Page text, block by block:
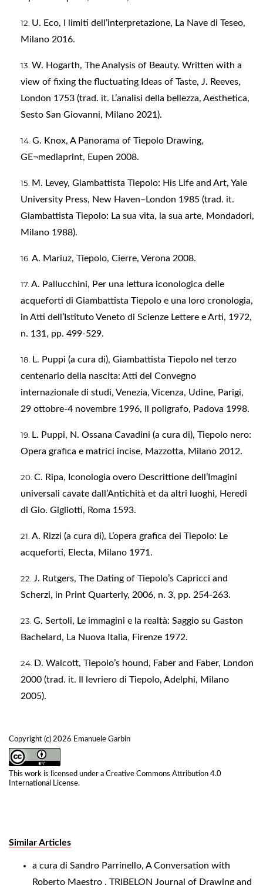
Copyright (c) 2026 Emanuele Garbin
This work is licensed under a Creative Commons Attribution 4.0
International License.
U. Eco, I limiti dell’interpretazione, La Nave di Teseo,
Milano 2016.
W. Hogarth, The Analysis of Beauty. Written with a
view of fixing the fluctuating Ideas of Taste, J. Reeves,
London 1753 (trad. it. L’analisi della bellezza, Aesthetica,
Sesto San Giovanni, Milano 2021).
G. Knox, A Panorama of Tiepolo Drawing,
GE¬mediaprint, Eupen 2008.
M. Levey, Giambattista Tiepolo: His Life and Art, Yale
University Press, New Haven–London 1985 (trad. it.
Giambattista Tiepolo: La sua vita, la sua arte, Mondadori,
Milano 1988).
A. Mariuz, Tiepolo, Cierre, Verona 2008.
A. Pallucchini, Per una lettura iconologica delle
acqueforti di Giambattista Tiepolo e una loro cronologia,
in Atti dell’Istituto Veneto di Scienze Lettere e Arti, 1972,
n. 131, pp. 499-529.
L. Puppi (a cura di), Giambattista Tiepolo nel terzo
centenario della nascita: Atti del Convegno
internazionale di studi, Venezia, Vicenza, Udine, Parigi,
29 ottobre-4 novembre 1996, Il poligrafo, Padova 1998.
L. Puppi, N. Ossana Cavadini (a cura di), Tiepolo nero:
Opera grafica e matrici incise, Mazzotta, Milano 2012.
C. Ripa, Iconologia overo Descrittione dell’Imagini
universali cavate dall’Antichità et da altri luoghi, Heredi
di Gio. Gigliotti, Roma 1593.
A. Rizzi (a cura di), L’opera grafica dei Tiepolo: Le
acqueforti, Electa, Milano 1971.
J. Rutgers, The Dating of Tiepolo’s Capricci and
Scherzi, in Print Quarterly, 2006, n. 3, pp. 254-263.
G. Sertoli, Le immagini e la realtà: Saggio su Gaston
Bachelard, La Nuova Italia, Firenze 1972.
D. Walcott, Tiepolo’s hound, Faber and Faber, London
2000 (trad. it. Il levriero di Tiepolo, Adelphi, Milano
2005).
Similar Articles
a cura di Sandro Parrinello, A Conversation with
Roberto Maestro , TRIBELON Journal of Drawing and